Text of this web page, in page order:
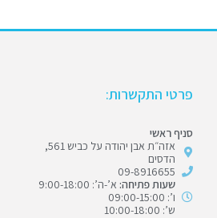
פרטי התקשרות:
סניף ראשי
אזה״ת אבן יהודה על כביש 561,
הדסים
09-8916655
שעות פתיחה: א’-ה’: 9:00-18:00
ו’: 09:00-15:00
ש’: 10:00-18:00